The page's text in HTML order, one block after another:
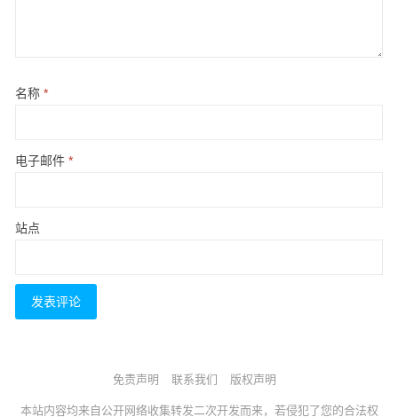
名称 *
电子邮件 *
站点
免责声明 联系我们 版权声明
本站内容均来自公开网络收集转发二次开发而来，若侵犯了您的合法权